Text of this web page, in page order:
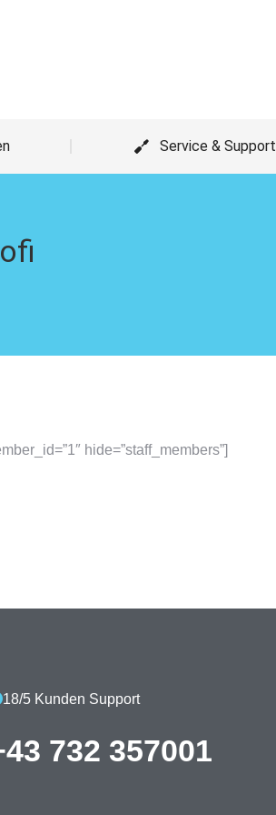
Service & Support
hide=”staff_members”]
18/5 Kunden Support
732 357001